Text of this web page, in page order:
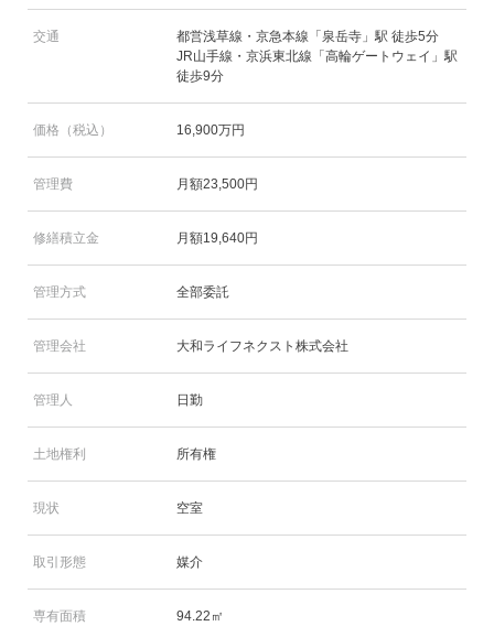
交通
都営浅草線・京急本線「泉岳寺」駅 徒歩5分
JR山手線・京浜東北線「高輪ゲートウェイ」駅
徒歩9分
価格（税込） 16,900万円
管理費 月額23,500円
修繕積立金 月額19,640円
管理方式 全部委託
管理会社 大和ライフネクスト株式会社
管理人 日勤
土地権利 所有権
現状 空室
取引形態 媒介
専有面積 94.22㎡